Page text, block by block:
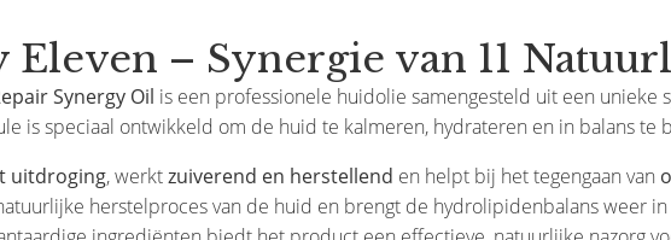
Eleven – Synergie van 11
Synergy Oil is een professionele huidolie samengesteld uit een unieke
is speciaal ontwikkeld om de huid te kalmeren, hydrateren en in balans te
uitdroging, werktzuiverend en herstellend en helpt bij het tegengaan van
herstelproces van de huid en brengt de hydrolipidenbalans weer